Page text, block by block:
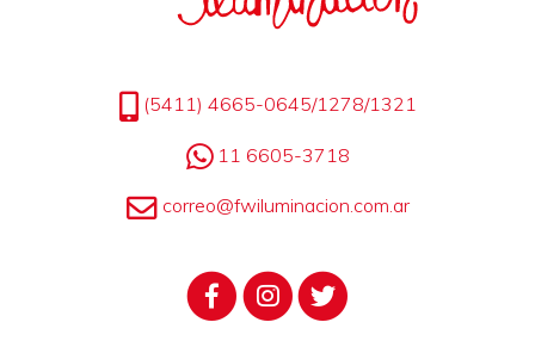
(5411) 4665-0645/1278/1321
11 6605-3718
correo@fwiluminacion.com.ar